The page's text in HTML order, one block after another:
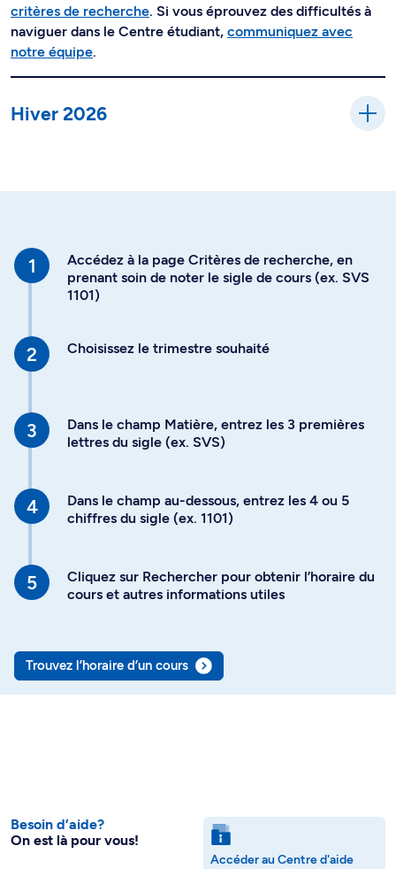
critères de recherche. Si vous éprouvez des difficultés à
naviguer dans le Centre étudiant, communiquez avec
notre équipe.
Hiver 2026
Accédez à la page Critères de recherche, en
prenant soin de noter le sigle de cours (ex. SVS
1101)
Choisissez le trimestre souhaité
Dans le champ Matière, entrez les 3 premières
lettres du sigle (ex. SVS)
Dans le champ au-dessous, entrez les 4 ou 5
chiffres du sigle (ex. 1101)
Cliquez sur Rechercher pour obtenir l’horaire du
cours et autres informations utiles
Trouvez l’horaire d’un cours
Besoin d’aide?
On est là pour vous!
Accéder au Centre d'aide